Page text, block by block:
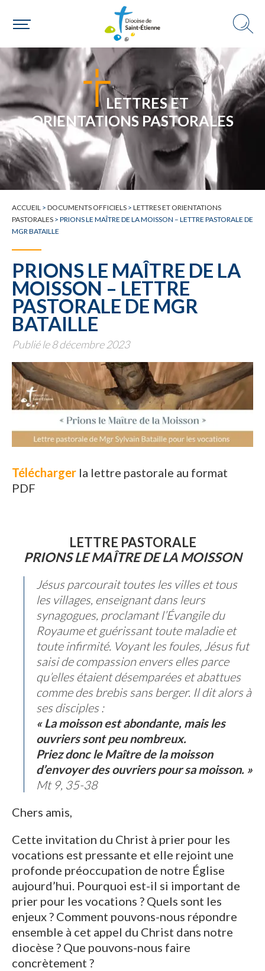
LETTRES ET
ORIENTATIONS PASTORALES
ACCUEIL > DOCUMENTS OFFICIELS > LETTRES ET ORIENTATIONS
PASTORALES > PRIONS LE MAÎTRE DE LA MOISSON – LETTRE PASTORALE DE
MGR BATAILLE
PRIONS LE MAÎTRE DE LA
MOISSON – LETTRE
PASTORALE DE MGR
BATAILLE
Publié le 8 décembre 2023
Télécharger la lettre pastorale au format
PDF
LETTRE PASTORALE
PRIONS LE MAÎTRE DE LA MOISSON
Jésus parcourait toutes les villes et tous
les villages, enseignant dans leurs
synagogues, proclamant l’Évangile du
Royaume et guérissant toute maladie et
toute infirmité. Voyant les foules, Jésus fut
saisi de compassion envers elles parce
qu’elles étaient désemparées et abattues
comme des brebis sans berger. Il dit alors à
ses disciples :
« La moisson est abondante, mais les
ouvriers sont peu nombreux.
Priez donc le Maître de la moisson
d’envoyer des ouvriers pour sa moisson. »
Mt 9, 35-38
Chers amis,
Cette invitation du Christ à prier pour les
vocations est pressante et elle rejoint une
profonde préoccupation de notre Église
aujourd’hui. Pourquoi est-il si important de
prier pour les vocations ? Quels sont les
enjeux ? Comment pouvons-nous répondre
ensemble à cet appel du Christ dans notre
diocèse ? Que pouvons-nous faire
concrètement ?